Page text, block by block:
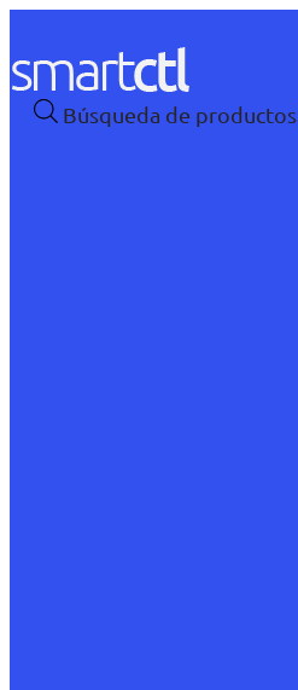
Búsqueda de productos